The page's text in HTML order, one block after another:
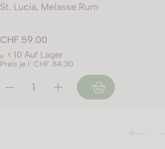
St. Lucia, Melasse Rum
CHF 59.00
< 10 Auf Lager
Preis je l: CHF 84.30